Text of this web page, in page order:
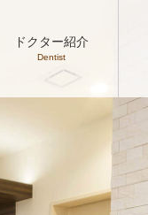
ドクター紹介
Dentist